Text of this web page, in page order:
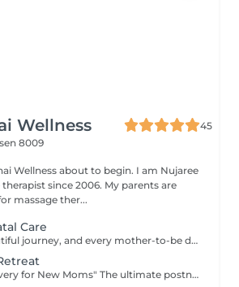
Wellness
45
8009
Wellness about to begin. I am Nujaree
since 2006. My parents are
massage ther...
Care
Pregnancy is a beautiful journey, and every mother-to-be deserves a moment of peaceful recovery. Our Zen Mama Prenatal Care is designed to gently ease muscular tension, promote overall physical comfort, and give you the quiet moment of reflection you deserve. Safe, professional, and deeply relaxing. Available for 13+ weeks of pregnancy. Special Note: This gentle wellness experience is exclusively available for mothers in their second and third trimesters (13 weeks and above). We recommend consulting your personal advisor or doctor before your first visit.
"The Ultimate Recovery for New Moms" The ultimate postnatal comfort and relaxation experience. Gentle techniques help ease postpartum fluid retention, promote a wonderful sense of physical lightness, and encourage natural bodily harmony and relaxation. "Booking Guidelines" - Natural Birth: Recommended starting 4 weeks after delivery. - C-Section: Recommended starting 6 to 8 weeks after delivery (once you feel fully recovered and comfortable). Please consult with your doctor or personal healthcare provider prior to your first session.